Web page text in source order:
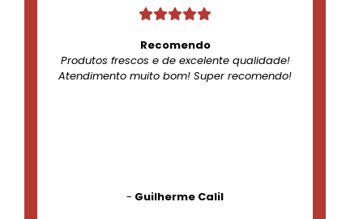
Recomendo
Produtos frescos e de excelente qualidade!
Atendimento muito bom! Super recomendo!
- Guilherme Calil